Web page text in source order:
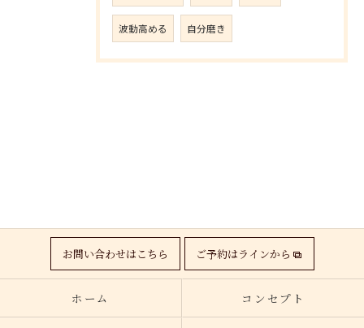
波動高める 自分磨き
お問い合わせはこちら ご予約はラインから
ホーム コンセプト